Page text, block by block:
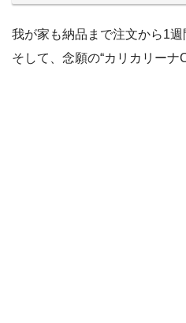
我が家も納品まで注文から1週
そして、念願の“カリカリーナ